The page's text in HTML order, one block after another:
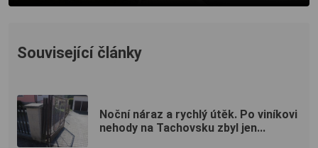
Související články
Noční náraz a rychlý útěk. Po viníkovi
nehody na Tachovsku zbyl jen...